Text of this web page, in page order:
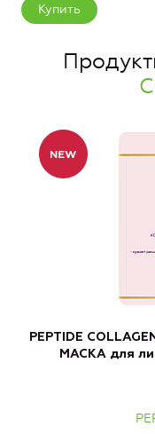
Купить
PEPTIDE
МАСКА для